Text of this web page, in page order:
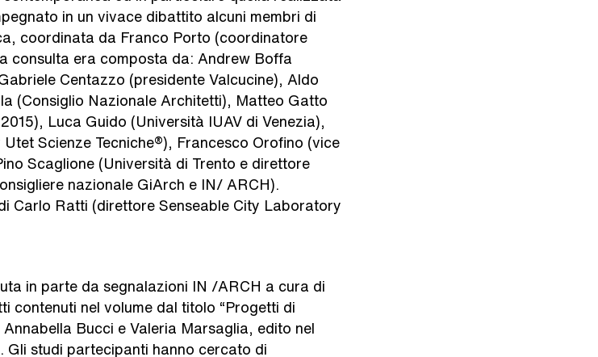
in un vivace dibattito alcuni membri di
coordinata da Franco Porto (coordinatore
consulta era composta da: Andrew Boffa
Centazzo (presidente Valcucine), Aldo
(Consiglio Nazionale Architetti), Matteo Gatto
Luca Guido (Università IUAV di Venezia),
Scienze Tecniche®), Francesco Orofino (vice
Scaglione (Università di Trento e direttore
nazionale GiArch e IN/ ARCH).
Carlo Ratti (direttore Senseable City Laboratory
in parte da segnalazioni IN /ARCH a cura di
contenuti nel volume dal titolo “Progetti di
Bucci e Valeria Marsaglia, edito nel
Gli studi partecipanti hanno cercato di